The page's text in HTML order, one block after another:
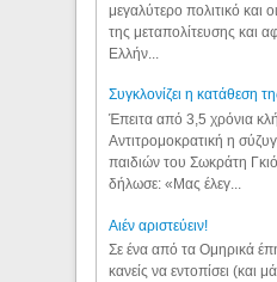
μεγαλύτερο πολιτικό και
της μεταπολίτευσης και
Ελλήν...
Συγκλονίζει η κατάθεση
Έπειτα από 3,5 χρόνια
Αντιτρομοκρατική η
παιδιών του Σωκράτη
δήλωσε: «Μας έλεγ...
Aιέν αριστεύειν!
Σε ένα από τα Ομηρικά
κανείς να εντοπίσει (και